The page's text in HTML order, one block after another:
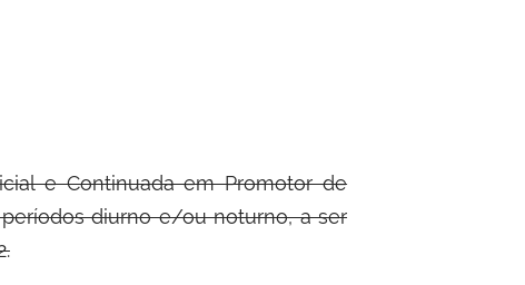
e Continuada em Promotor de
diurno e/ou noturno, a ser